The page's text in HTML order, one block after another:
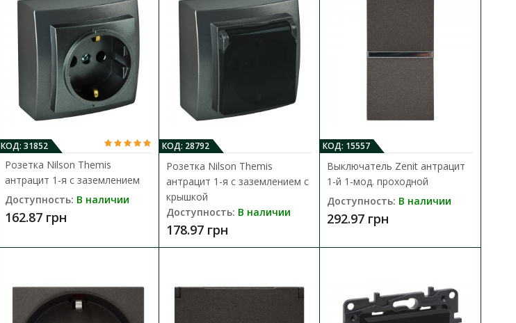
Доступность: В наличии
Двойной выключатель Nilson Touran устанавливается в сеть с
переменным напряжением 220В и н..
172.93 грн
В закладки
Розетка Nilson Touran черная 1-я без заземления
Доступность:
144.78 грн
КОД: 31852
Розетка Nilson Themis
антрацит 1-я с заземлением
Доступность: В наличии
162.87 грн
КОД: 28792
Розетка Nilson Themis
антрацит 1-я с заземлением с
крышкой
Доступность: В наличии
178.97 грн
КОД: 15557
Выключатель Zenit антрацит
1-й 1-мод. проходной
Доступность: В наличии
292.97 грн